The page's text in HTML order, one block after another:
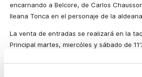
encarnando a Belcore, de Carlos
Ileana Tonca en el personaje de la
La venta de entradas se realizará en la
Principal martes, miercóles y sábado de